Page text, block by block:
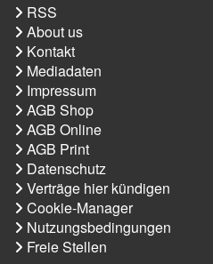
RSS
About us
Kontakt
Mediadaten
Impressum
AGB Shop
AGB Online
AGB Print
Datenschutz
Verträge hier kündigen
Cookie-Manager
Nutzungsbedingungen
Freie Stellen